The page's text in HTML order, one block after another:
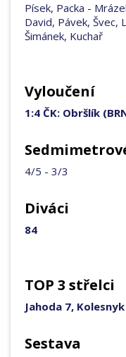
Písek, Packa -
David, Pávek, Švec,
Šimánek, Kuchař
Vyloučení
1:4 ČK: Obršlík
4/5 - 3/3
Diváci
84
TOP 3 střelci
Jahoda 7,
Sestava